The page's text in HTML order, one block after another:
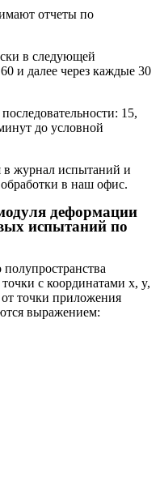
отчеты по
в следующей
и далее через каждые 30
15,
до условной
журнал испытаний и
в наш офис.
деформации
испытаний по
с координатами x, y,
точки приложения
выражением: